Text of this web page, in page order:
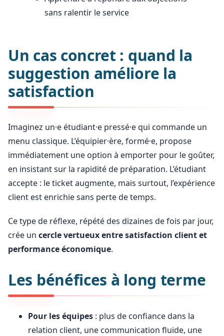
sans ralentir le service
Un cas concret : quand la
suggestion améliore la
satisfaction
Imaginez un·e étudiant·e pressé·e qui commande un
menu classique. L’équipier·ère, formé·e, propose
immédiatement une option à emporter pour le goûter,
en insistant sur la rapidité de préparation. L’étudiant
accepte : le ticket augmente, mais surtout, l’expérience
client est enrichie sans perte de temps.
Ce type de réflexe, répété des dizaines de fois par jour,
crée un cercle vertueux entre satisfaction client et
performance économique.
Les bénéfices à long terme
Pour les équipes : plus de confiance dans la
relation client, une communication fluide, une